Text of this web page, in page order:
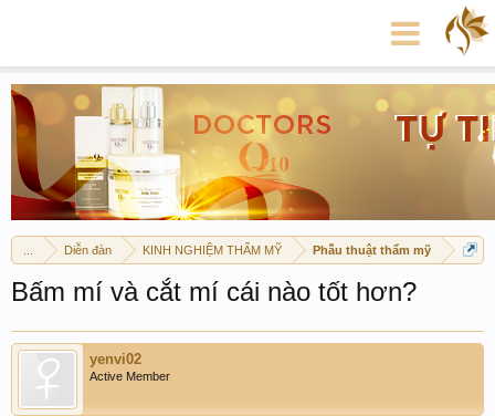
Diễn đàn KINH NGHIỆM THẨM MỸ Phẫu thuật thẩm mỹ
Bấm mí và cắt mí cái nào tốt hơn?
yenvi02
Active Member